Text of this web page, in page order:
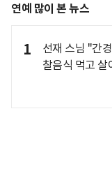
연예 많이 본 뉴스
1
선재 스님 "간
찰음식 먹고